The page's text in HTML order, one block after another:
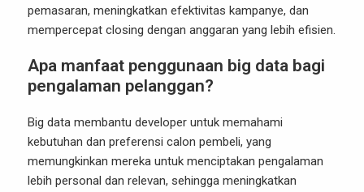
pemasaran, meningkatkan efektivitas kampanye, dan
mempercepat closing dengan anggaran yang lebih efisien.
Apa manfaat penggunaan big data bagi
pengalaman pelanggan?
Big data membantu developer untuk memahami
kebutuhan dan preferensi calon pembeli, yang
memungkinkan mereka untuk menciptakan pengalaman
lebih personal dan relevan, sehingga meningkatkan